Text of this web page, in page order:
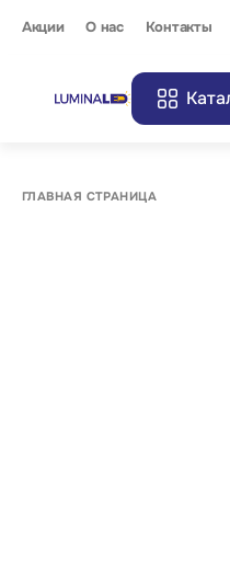
Акции О нас Контакты
ГЛАВНАЯ СТРАНИЦА